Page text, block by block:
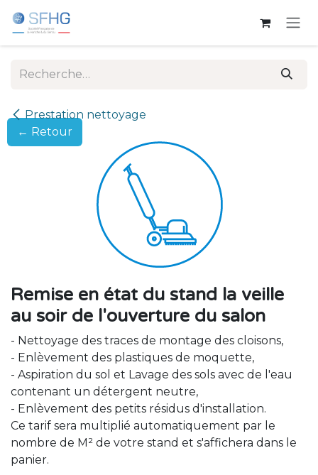
← Retour
Prestation nettoyage
Remise en état du stand la veille
au soir de l'ouverture du salon
- Nettoyage des traces de montage des cloisons,
- Enlèvement des plastiques de moquette,
- Aspiration du sol et Lavage des sols avec de l'eau
contenant un détergent neutre,
- Enlèvement des petits résidus d'installation.
Ce tarif sera multiplié automatiquement par le
nombre de M² de votre stand et s'affichera dans le
panier.